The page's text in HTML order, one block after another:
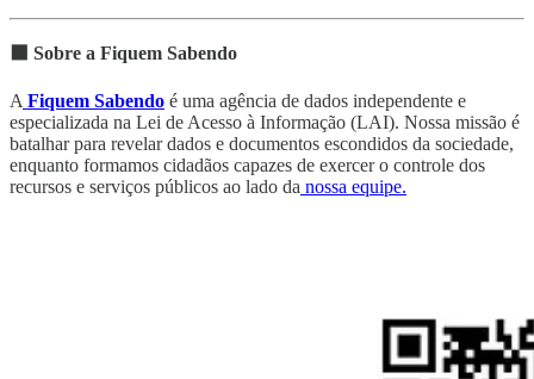
⬛ Sobre a Fiquem Sabendo
A Fiquem Sabendo é uma agência de dados independente e
especializada na Lei de Acesso à Informação (LAI). Nossa missão é
batalhar para revelar dados e documentos escondidos da sociedade,
enquanto formamos cidadãos capazes de exercer o controle dos
recursos e serviços públicos ao lado da nossa equipe.